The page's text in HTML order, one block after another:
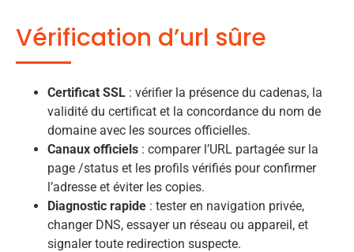
Vérification d’url sûre
Certificat SSL : vérifier la présence du cadenas, la
validité du certificat et la concordance du nom de
domaine avec les sources officielles.
Canaux officiels : comparer l’URL partagée sur la
page /status et les profils vérifiés pour confirmer
l’adresse et éviter les copies.
Diagnostic rapide : tester en navigation privée,
changer DNS, essayer un réseau ou appareil, et
signaler toute redirection suspecte.